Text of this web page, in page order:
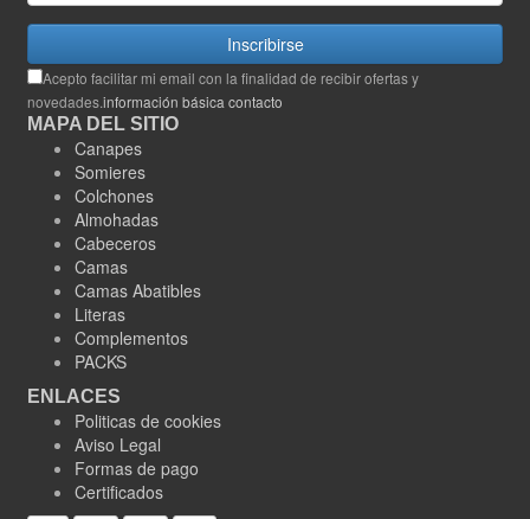
Inscribirse
Acepto facilitar mi email con la finalidad de recibir ofertas y
novedades.información básica contacto
MAPA DEL SITIO
Canapes
Somieres
Colchones
Almohadas
Cabeceros
Camas
Camas Abatibles
Literas
Complementos
PACKS
ENLACES
Politicas de cookies
Aviso Legal
Formas de pago
Certificados